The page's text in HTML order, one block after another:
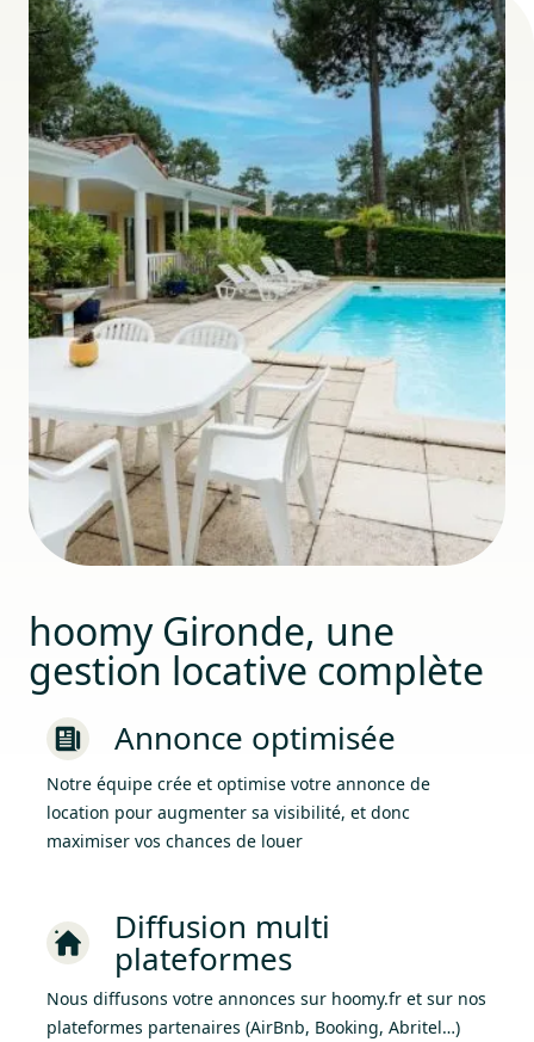
hoomy Gironde, une
gestion locative complète
Annonce optimisée
Notre équipe crée et optimise votre annonce de
location pour augmenter sa visibilité, et donc
maximiser vos chances de louer
Diffusion multi
plateformes
Nous diffusons votre annonces sur hoomy.fr et sur nos
plateformes partenaires (AirBnb, Booking, Abritel…)